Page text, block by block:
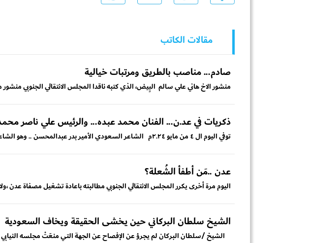
مقالات الكاتب
صادم... مناصب بالطريق ومرتبات خيالية
منشور الاخ هاني علي سالم البِيض، الذي كتبه ناقدا المجلس الانتقالي الجنوبي
ذكريات في عد.ن... الفنان محمد عبده... والرئيس علي ناصر
توفي اليوم ال ٤ من مايو ٢.٢٤م الشاعر السعودي الأمير بدر عبدالمحسن .. وهو الشاعر السعودي...
عدن ..مَن أطفأ الشُعلة؟
اليوم مرة أخرى يكرر المجلس الانتقالي الجنوبي مطالبته باعادة تشغيل مصفاة عدن
الشيخ سلطان البركاني حين يخشى الحقيقة ويخاف السعودية
الشيخ /سلطان البركان لم يجرؤ عن الإفصاح عن الجهة التي منعَتْ مجلسه